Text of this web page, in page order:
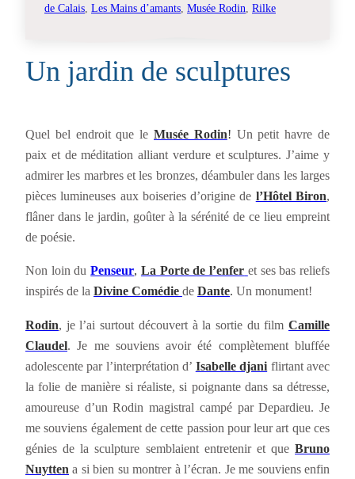
de Calais Les Mains d’amants Musée Rodin Rilke
Un jardin de sculptures
Quel bel endroit que le Musée Rodin! Un petit havre de
paix et de méditation alliant verdure et sculptures. J’aime y
admirer les marbres et les bronzes, déambuler dans les larges
pièces lumineuses aux boiseries d’origine de l’Hôtel Biron,
flâner dans le jardin, goûter à la sérénité de ce lieu empreint
de poésie.
Non loin duPenseur, La Porte de l’enfer et ses bas reliefs
inspirés de la Divine Comédie de Dante. Un monument!
Rodin, je l’ai surtout découvert à la sortie du film Camille
Claudel. Je me souviens avoir été complètement bluffée
adolescente par l’interprétation d’ Isabelle djani flirtant avec
la folie de manière si réaliste, si poignante dans sa détresse,
amoureuse d’un Rodin magistral campé par Depardieu. Je
me souviens également de cette passion pour leur art que ces
génies de la sculpture semblaient entretenir et que Bruno
Nuytten a si bien su montrer à l’écran. Je me souviens enfin